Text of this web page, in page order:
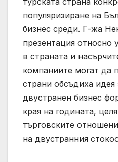
популяризиране на
бизнес среди. Г-жа
презентация относно
в страната и
компаниите могат да
страни обсъдиха идея
двустранен бизнес
края на годината,
търговските
на двустранния